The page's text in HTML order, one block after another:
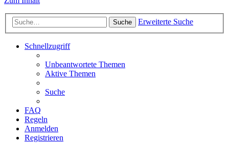
Suche Erweiterte Suche
Schnellzugriff
Unbeantwortete Themen
Aktive Themen
Suche
FAQ
Regeln
Anmelden
Registrieren